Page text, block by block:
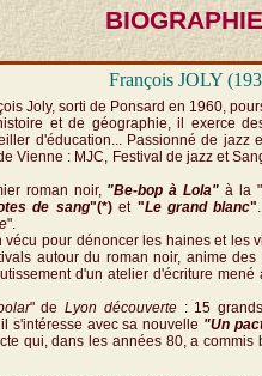
François JOLY
Joly, sorti de Ponsard en 1960,
et de géographie, il exerce
d'éducation... Passionné de jazz
Vienne : MJC, Festival de jazz et
roman noir, "Be-bop à Lola" à la
de sang"(*)et"Le grand blanc"
".
vécu pour dénoncer les haines et les
autour du roman noir, anime des
d'un atelier d'écriture mené
" deLyon découverte : 15
s'intéresse avec sa nouvelle "Un
qui, dans les années 80, a commis